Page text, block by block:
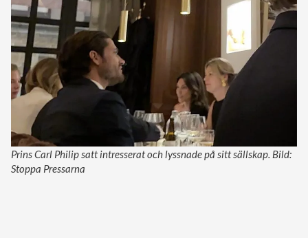
Prins Carl Philip satt intresserat och lyssnade på sitt sällskap. Bild:
Stoppa Pressarna